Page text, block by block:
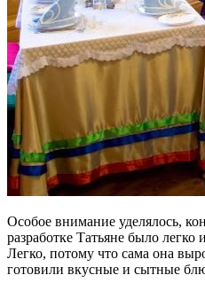
Особое внимание уделялось,
разработке Татьяне было
Легко, потому что сама она
готовили вкусные и сытные